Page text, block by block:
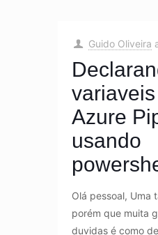
Guido Oliveira
Azure
usando
Olá pessoal, Uma
porém que muita
duvidas é como